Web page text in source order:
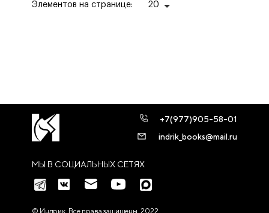
Элементов на странице: 20
МЫ В СОЦИАЛЬНЫХ СЕТЯХ
+7(977)905-58-01
indrik_books@mail.ru
© Индрик. Все права защищены, 2022